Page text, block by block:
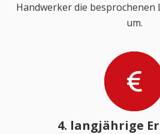
Handwerker die besprochenen
um.
4. langjährige